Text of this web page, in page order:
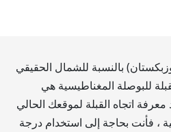
بالنسبة للشمال الحقيقي
للبوصلة المغناطيسية هي
اتجاه القبلة لموقعك الحالي
، فأنت بحاجة إلى استخدام درجة